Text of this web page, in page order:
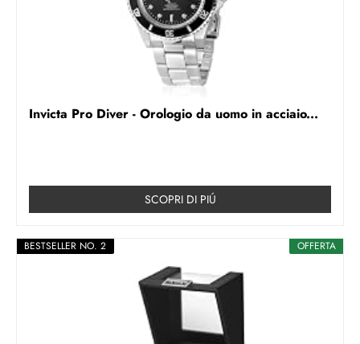
Invicta Pro Diver - Orologio da uomo in acciaio...
SCOPRI DI PIÚ
OFFERTA
BESTSELLER NO. 2